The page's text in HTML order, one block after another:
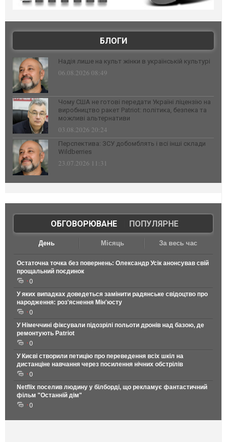
БЛОГИ
Надія лише на культ жінки в українській культурі
06.08.2026 08:49
Чому США не готові передати Україні ліцензію на
виробництво ракет Patriot: політика, безпека та
можливі альтернативи
03.08.2026 20:24
Перспектива: ЗСУ добомблять і всі інші склади
Wildberries
23.07.2026 11:31
ОБГОВОРЮВАНЕ| ПОПУЛЯРНЕ
День Місяць За весь час
Остаточна точка без повернень: Олександр Усік анонсував свій
прощальний поєдинок
0
У яких випадках доведеться замінити радянське свідоцтво про
народження: роз'яснення Мін'юсту
0
У Німеччині фіксували підозрілі польоти дронів над базою, де
ремонтують Patriot
0
У Києві створили петицію про переведення всіх шкіл на
дистанціне навчання через посилення нічних обстрілів
0
Netflix поселив людину у білборді, що рекламує фантастичний
фільм "Останній дім"
0